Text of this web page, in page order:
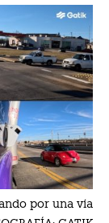
por una vía